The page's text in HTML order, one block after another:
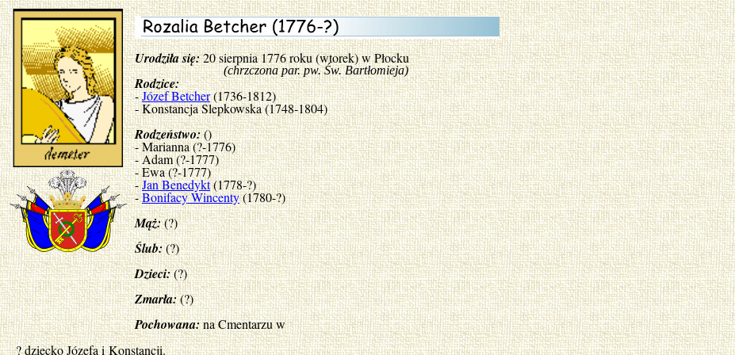
Urodziła się:20 sierpnia 1776 roku (wtorek) w Płocku
(chrzczona par. pw. Św. Bartłomieja)
Rodzice:
-Józef Betcher(1736-1812)
- Konstancja Slepkowska (1748-1804)
Rodzeństwo:()
- Marianna (?-1776)
- Adam (?-1777)
- Ewa (?-1777)
-Jan Benedykt(1778-?)
-Bonifacy Wincenty(1780-?)
Mąż:(?)
Ślub:(?)
Dzieci:(?)
Zmarła:(?)
Pochowana:na Cmentarzu w
? dziecko Józefa i Konstancji.